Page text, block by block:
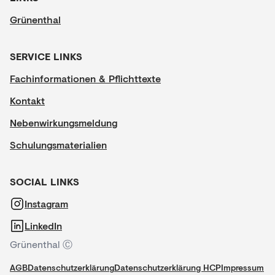
Grünenthal
SERVICE LINKS
Fachinformationen & Pflichttexte
Kontakt
Nebenwirkungsmeldung
Schulungsmaterialien
SOCIAL LINKS
Instagram
LinkedIn
Grünenthal Ⓒ
AGBDatenschutzerklärungDatenschutzerklärung HCPImpressum